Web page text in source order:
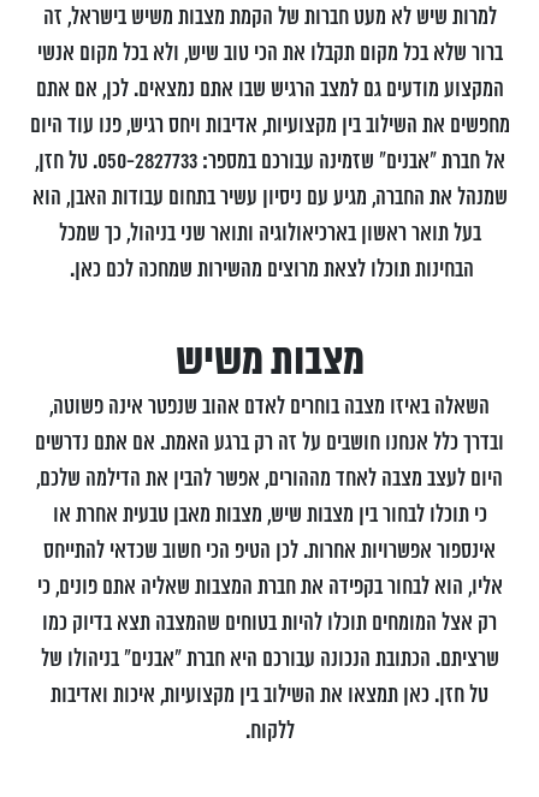
למרות שיש לא מעט חברות של הקמת מצבות משיש בישראל, זה
ברור שלא בכל מקום תקבלו את הכי טוב שיש, ולא בכל מקום אנשי
המקצוע מודעים גם למצב הרגיש שבו אתם נמצאים. לכן, אם אתם
מחפשים את השילוב בין מקצועיות, אדיבות ויחס רגיש, פנו עוד היום
אל חברת "אבנים" שזמינה עבורכם במספר:
050-2827733. טל חזן,
שמנהל את החברה, מגיע עם ניסיון עשיר בתחום עבודות האבן, הוא
בעל תואר ראשון בארכיאולוגיה ותואר שני בניהול, כך שמכל
הבחינות תוכלו לצאת מרוצים מהשירות שמחכה לכם כאן.
מצבות משיש
השאלה באיזו מצבה בוחרים לאדם אהוב שנפטר אינה פשוטה,
ובדרך כלל אנחנו חושבים על זה רק ברגע האמת. אם אתם נדרשים
היום לעצב מצבה לאחד מההורים, אפשר להבין את הדילמה שלכם,
כי תוכלו לבחור בין מצבות שיש, מצבות מאבן טבעית אחרת או
אינספור אפשרויות אחרות. לכן הטיפ הכי חשוב שכדאי להתייחס
אליו, הוא לבחור בקפידה את חברת המצבות שאליה אתם פונים, כי
רק אצל המומחים תוכלו להיות בטוחים שהמצבה תצא בדיוק כמו
שרציתם. הכתובת הנכונה עבורכם היא חברת "אבנים" בניהולו של
טל חזן. כאן תמצאו את השילוב בין מקצועיות, איכות ואדיבות
ללקוח.